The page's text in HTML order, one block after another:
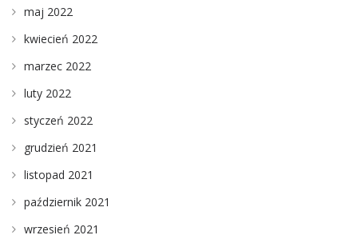
maj 2022
kwiecień 2022
marzec 2022
luty 2022
styczeń 2022
grudzień 2021
listopad 2021
październik 2021
wrzesień 2021